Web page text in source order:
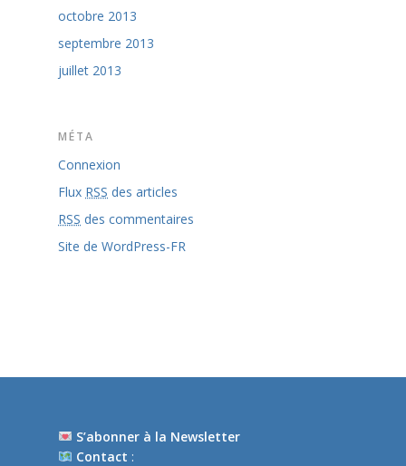
octobre 2013
septembre 2013
juillet 2013
MÉTA
Connexion
Flux RSS des articles
RSS des commentaires
Site de WordPress-FR
S’abonner à la Newsletter
Contact :